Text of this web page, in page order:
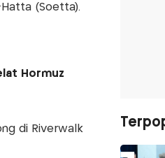
(Soetta).
Hormuz
di Riverwalk